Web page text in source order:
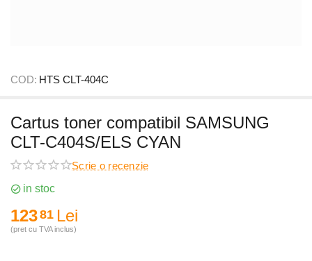
COD: HTS CLT-404C
Cartus toner compatibil SAMSUNG
CLT-C404S/ELS CYAN
Scrie o recenzie
in stoc
12381 Lei
(pret cu TVA inclus)